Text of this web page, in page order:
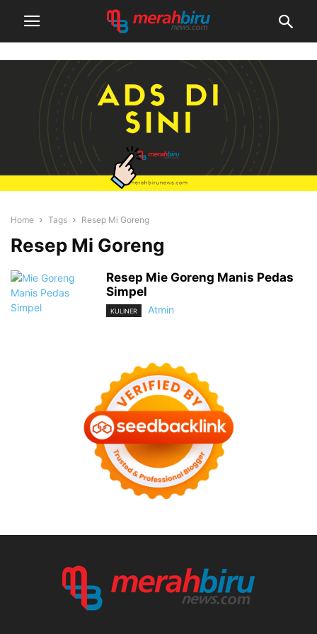
Home Tags Resep Mi Goreng
Resep Mi Goreng
Resep Mie Goreng Manis Pedas
Simpel
KULINER Atmin